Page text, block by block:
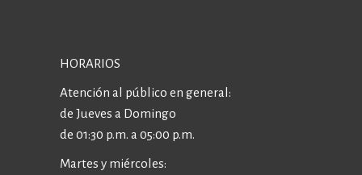
HORARIOS
Atención al público en general:
de Jueves a Domingo
de 01:30 p.m. a 05:00 p.m.
Martes y miércoles: